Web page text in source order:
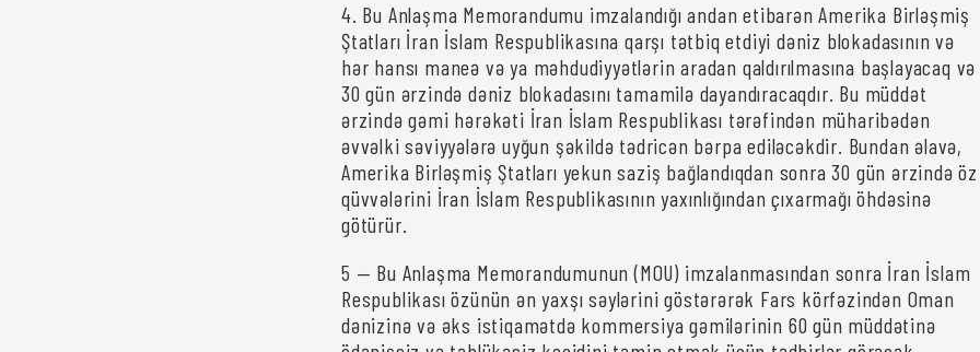
4. Bu Anlaşma Memorandumu imzalandığı andan etibarən Amerika Birləşmiş
Ştatları İran İslam Respublikasına qarşı tətbiq etdiyi dəniz blokadasının və
hər hansı maneə və ya məhdudiyyətlərin aradan qaldırılmasına başlayacaq və
30 gün ərzində dəniz blokadasını tamamilə dayandıracaqdır. Bu müddət
ərzində gəmi hərəkəti İran İslam Respublikası tərəfindən müharibədən
əvvəlki səviyyələrə uyğun şəkildə tədricən bərpa ediləcəkdir. Bundan əlavə,
Amerika Birləşmiş Ştatları yekun saziş bağlandıqdan sonra 30 gün ərzində öz
qüvvələrini İran İslam Respublikasının yaxınlığından çıxarmağı öhdəsinə
götürür.
5 — Bu Anlaşma Memorandumunun (MOU) imzalanmasından sonra İran İslam
Respublikası özünün ən yaxşı səylərini göstərərək Fars körfəzindən Oman
dənizinə və əks istiqamətdə kommersiya gəmilərinin 60 gün müddətinə